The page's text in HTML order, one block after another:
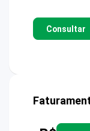
Consultar